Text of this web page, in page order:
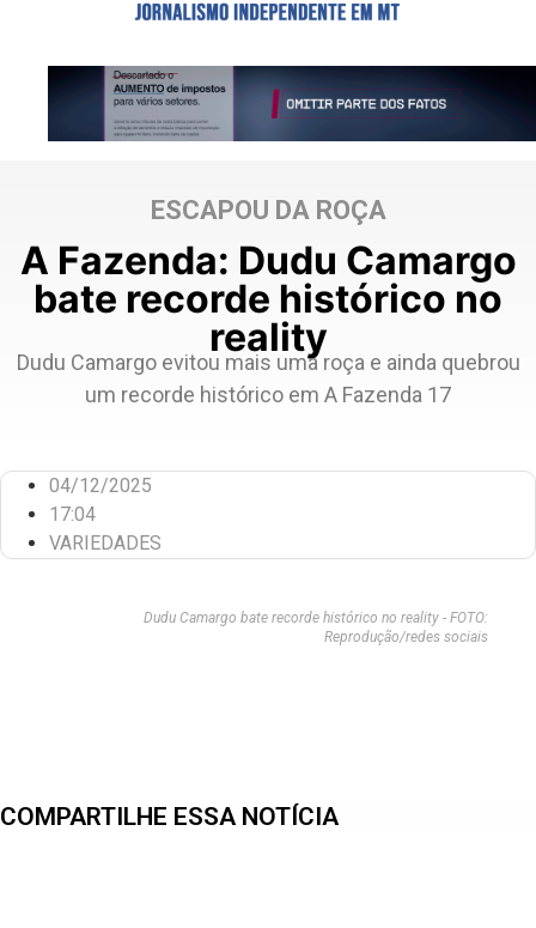
ESCAPOU DA ROÇA
A Fazenda: Dudu Camargo
bate recorde histórico no
reality
Dudu Camargo evitou mais uma roça e ainda quebrou
um recorde histórico em A Fazenda 17
04/12/2025
17:04
VARIEDADES
Dudu Camargo bate recorde histórico no reality - FOTO:
Reprodução/redes sociais
COMPARTILHE ESSA NOTÍCIA